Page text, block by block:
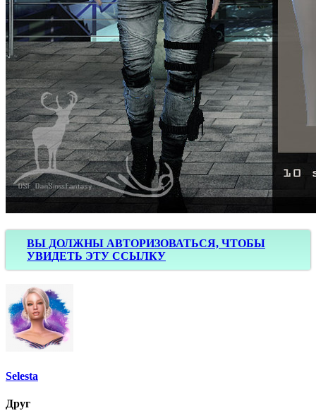
ВЫ ДОЛЖНЫ АВТОРИЗОВАТЬСЯ, ЧТОБЫ
УВИДЕТЬ ЭТУ ССЫЛКУ
Selesta
Друг